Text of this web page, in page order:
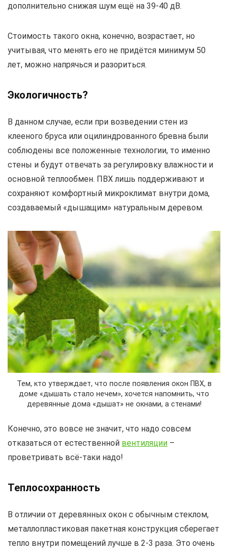
дополнительно снижая шум ещё на 39-40 дВ.
Стоимость такого окна, конечно, возрастает, но
учитывая, что менять его не придётся минимум 50
лет, можно напрячься и разориться.
Экологичность?
В данном случае, если при возведении стен из
клееного бруса или оцилиндрованного бревна были
соблюдены все положенные технологии, то именно
стены и будут отвечать за регулировку влажности и
основной теплообмен. ПВХ лишь поддерживают и
сохраняют комфортный микроклимат внутри дома,
создаваемый «дышащим» натуральным деревом.
Тем, кто утверждает, что после появления окон ПВХ, в
доме «дышать стало нечем», хочется напомнить, что
деревянные дома «дышат» не окнами, а стенами!
Конечно, это вовсе не значит, что надо совсем
отказаться от естественной вентиляции –
проветривать всё-таки надо!
Теплосохранность
В отличии от деревянных окон с обычным стеклом,
металлопластиковая пакетная конструкция сберегает
тепло внутри помещений лучше в 2-3 раза. Это очень